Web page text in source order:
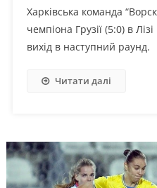
Харківська команда
чемпіона Грузії (5:0) в
вихід в наступний раунд.
Читати далі